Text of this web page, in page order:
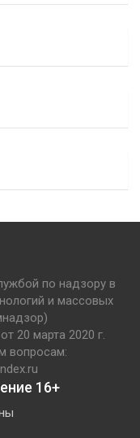
по надзору в
и массовых
20 марта 2020 г.
вопросам:
16+